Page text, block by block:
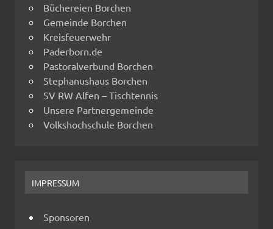
Büchereien Borchen
Gemeinde Borchen
Kreisfeuerwehr
Paderborn.de
Pastoralverbund Borchen
Stephanushaus Borchen
SV RW Alfen – Tischtennis
Unsere Partnergemeinde
Volkshochschule Borchen
IMPRESSUM
Sponsoren